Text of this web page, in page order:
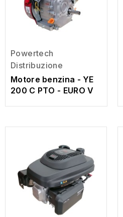
Powertech
Distribuzione
Motore benzina - YE
200 C PTO - EURO V